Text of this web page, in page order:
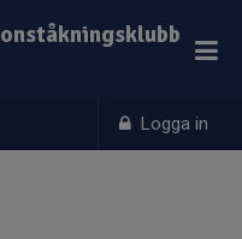
Logga in